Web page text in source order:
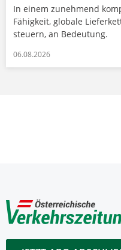
In einem zunehmend
Fähigkeit, globale
steuern, an Bedeutung.
06.08.2026